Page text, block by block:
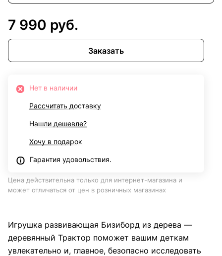
7 990 руб.
Заказать
Нет в наличии
Рассчитать доставку
Нашли дешевле?
Хочу в подарок
Гарантия удовольствия.
Цена действительна только для интернет-магазина и
может отличаться от цен в розничных магазинах
Игрушка развивающая Бизиборд из дерева —
деревянный Трактор поможет вашим деткам
увлекательно и, главное, безопасно исследовать